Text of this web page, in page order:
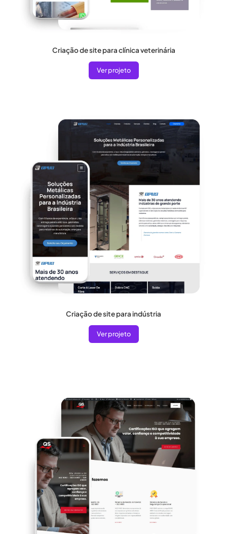
Criação de site para clínica veterinária
Ver projeto
Criação de site para indústria
Ver projeto